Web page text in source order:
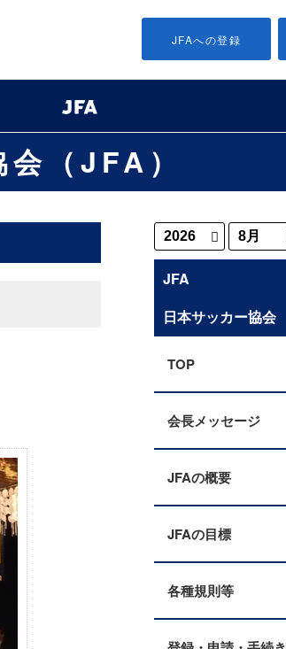
JFAへの登録
（JFA）
JFA
日本サッカー協会
TOP
会長メッセージ
JFAの概要
JFAの目標
各種規則等